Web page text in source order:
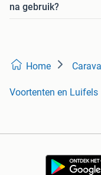
na gebruik?
Home
Voortenten en Luifels